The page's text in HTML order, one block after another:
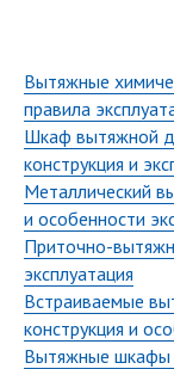
Вытяжные
правила
Шкаф вытяжной
конструкция и
Металлический
и особенности
Приточно-
эксплуатация
Встраиваемые
конструкция и
Вытяжные шкафы